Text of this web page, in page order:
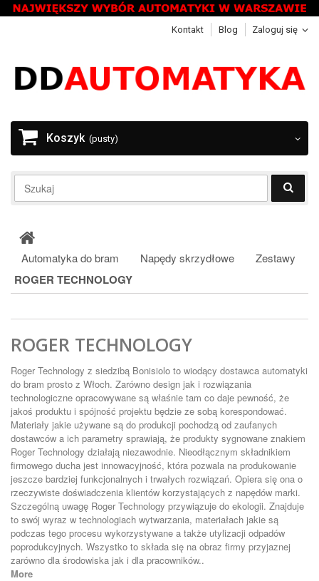
Zaloguj się
Kontakt Blog
Koszyk (pusty)
Automatyka do bram Napędy skrzydłowe Zestawy
ROGER TECHNOLOGY
ROGER TECHNOLOGY
Roger Technology z siedzibą Bonisiolo to wiodący dostawca automatyki
do bram prosto z Włoch. Zarówno design jak i rozwiązania
technologiczne opracowywane są właśnie tam co daje pewność, że
jakoś produktu i spójność projektu będzie ze sobą korespondować.
Materiały jakie używane są do produkcji pochodzą od zaufanych
dostawców a ich parametry sprawiają, że produkty sygnowane znakiem
Roger Technology działają niezawodnie. Nieodłącznym składnikiem
firmowego ducha jest innowacyjność, która pozwala na produkowanie
jeszcze bardziej funkcjonalnych i trwałych rozwiązań. Opiera się ona o
rzeczywiste doświadczenia klientów korzystających z napędów marki.
Szczególną uwagę Roger Technology przywiązuje do ekologii. Znajduje
to swój wyraz w technologiach wytwarzania, materiałach jakie są
podczas tego procesu wykorzystywane a także utylizacji odpadów
poprodukcyjnych. Wszystko to składa się na obraz firmy przyjaznej
zarówno dla środowiska jak i dla pracowników..
More